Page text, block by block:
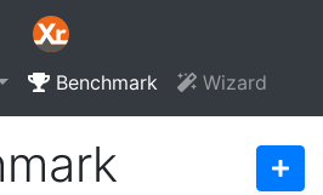
Benchmark Wizard